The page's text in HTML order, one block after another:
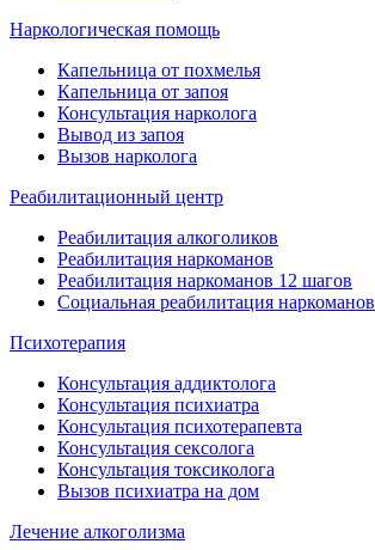
Наркологическая помощь
Капельница от похмелья
Капельница от запоя
Консультация нарколога
Вывод из запоя
Вызов нарколога
Реабилитационный центр
Реабилитация алкоголиков
Реабилитация наркоманов
Реабилитация наркоманов 12 шагов
Социальная реабилитация наркоманов
Психотерапия
Консультация аддиктолога
Консультация психиатра
Консультация психотерапевта
Консультация сексолога
Консультация токсиколога
Вызов психиатра на дом
Лечение алкоголизма